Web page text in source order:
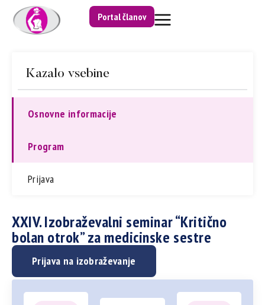
Portal članov
Kazalo vsebine
Osnovne informacije
Program
Prijava
XXIV. Izobraževalni seminar “Kritično
bolan otrok” za medicinske sestre
Prijava na izobraževanje